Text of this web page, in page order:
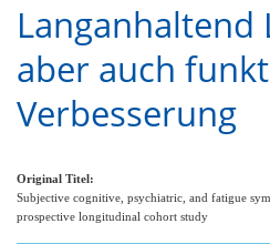
Langanhaltend
aber auch
Verbesserung
Original Titel:
Subjective cognitive, psychiatric, and fatigue
prospective longitudinal cohort study